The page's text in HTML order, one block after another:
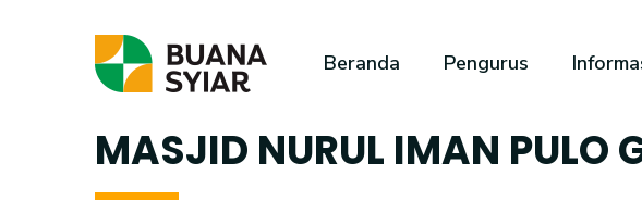
Beranda Pengurus
MASJID NURUL IMAN PULO